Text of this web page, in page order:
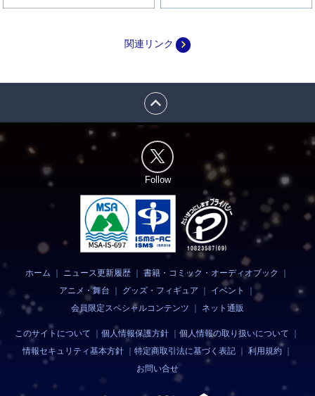
関連リンク navigate_next
expand_less
Follow
ホーム ｜ ニュース更新履歴 ｜書籍・コミック・オーディオブック
｜
アニメ・舞台
｜ グッズ・フィギュア ｜ イベント
｜
会員限定スペシャルコンテンツ ｜ ネット通販
このサイトについて ｜個人情報保護方針 ｜個人情報の取り扱いについて
情報セキュリティ基本方針｜ 特定商取引法に基づく表記｜ 利用規約｜
お問い合せ